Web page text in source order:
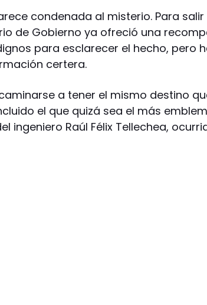
condenada al misterio. Para salir
de Gobierno ya ofreció una
para esclarecer el hecho, pero
certera.
a tener el mismo destino
el que quizá sea el más
ingeniero Raúl Félix Tellechea,